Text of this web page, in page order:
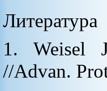
Литература
1. Weisel
//Advan.